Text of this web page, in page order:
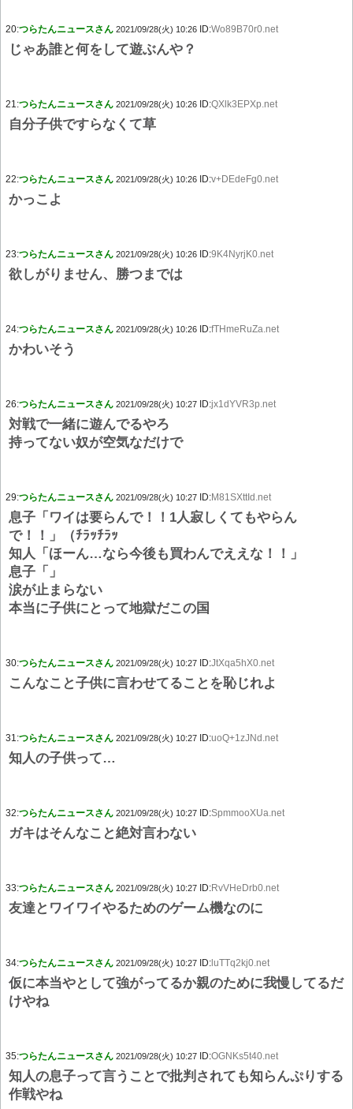
20:つらたんニュースさん 2021/09/28(火) 10:26 ID:Wo89B70r0.net
じゃあ誰と何をして遊ぶんや？
21:つらたんニュースさん 2021/09/28(火) 10:26 ID:QXlk3EPXp.net
自分子供ですらなくて草
22:つらたんニュースさん 2021/09/28(火) 10:26 ID:v+DEdeFg0.net
かっこよ
23:つらたんニュースさん 2021/09/28(火) 10:26 ID:9K4NyrjK0.net
欲しがりません、勝つまでは
24:つらたんニュースさん 2021/09/28(火) 10:26 ID:fTHmeRuZa.net
かわいそう
26:つらたんニュースさん 2021/09/28(火) 10:27 ID:jx1dYVR3p.net
対戦で一緒に遊んでるやろ
持ってない奴が空気なだけで
29:つらたんニュースさん 2021/09/28(火) 10:27 ID:M81SXttId.net
息子「ワイは要らんで！！1人寂しくてもやらん
で！！」（ﾁﾗｯﾁﾗｯ
知人「ほーん…なら今後も買わんでええな！！」
息子「」
涙が止まらない
本当に子供にとって地獄だこの国
30:つらたんニュースさん 2021/09/28(火) 10:27 ID:JtXqa5hX0.net
こんなこと子供に言わせてることを恥じれよ
31:つらたんニュースさん 2021/09/28(火) 10:27 ID:uoQ+1zJNd.net
知人の子供って…
32:つらたんニュースさん 2021/09/28(火) 10:27 ID:SpmmooXUa.net
ガキはそんなこと絶対言わない
33:つらたんニュースさん 2021/09/28(火) 10:27 ID:RvVHeDrb0.net
友達とワイワイやるためのゲーム機なのに
34:つらたんニュースさん 2021/09/28(火) 10:27 ID: luTTq2kj0.net
仮に本当やとして強がってるか親のために我慢してるだ
けやね
35:つらたんニュースさん 2021/09/28(火) 10:27 ID:OGNKs5t40.net
知人の息子って言うことで批判されても知らんぷりする
作戦やね